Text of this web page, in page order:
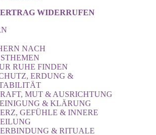
WIDERRUFEN
NACH
RUHE FINDEN
ERDUNG &
MUT & AUSRICHTUNG
& KLÄRUNG
GEFÜHLE & INNERE
& RITUALE